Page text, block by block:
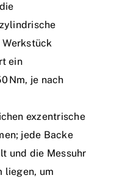
Werkstück
ein
Nm, je nach
exzentrische
jede Backe
und die Messuhr
liegen, um